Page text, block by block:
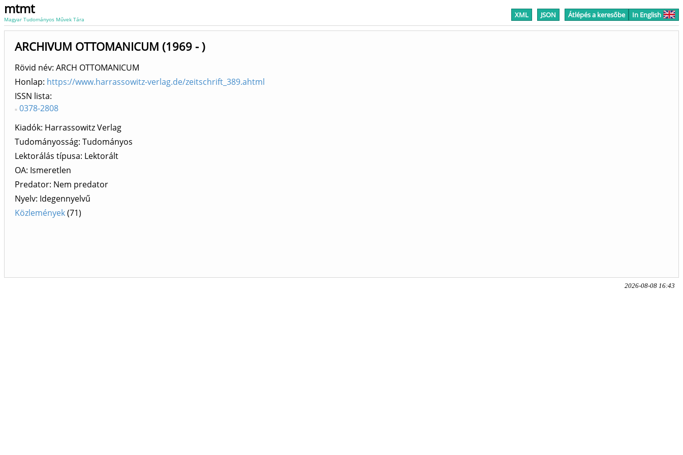
mtmt
Magyar Tudományos Művek Tára XML JSON Átlépés a keresőbe In English
ARCHIVUM OTTOMANICUM (1969 - )
Rövid név: ARCH OTTOMANICUM
Honlap: https://www.harrassowitz-verlag.de/zeitschrift_389.ahtml
ISSN lista
0378-2808
Kiadók Harrassowitz Verlag
Tudományosság: Tudományos
Lektorálás típusa: Lektorált
OA: Ismeretlen
Predator: Nem predator
Nyelv: Idegennyelvű
Közlemények(71)
2026-08-08 16:43